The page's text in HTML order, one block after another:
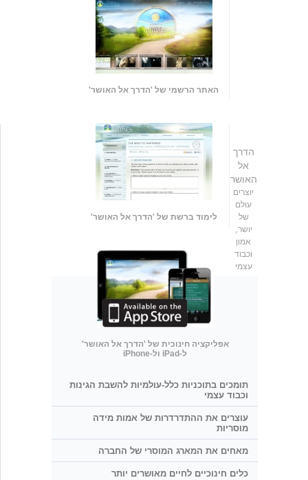
האתר הרשמי של 'הדרך אל האושר'
לימוד ברשת של 'הדרך אל האושר'
אפליקציה חינוכית של 'הדרך אל האושר'
ל-iPad ול-iPhone
הדרך
אל
האושר
יוצרים
עולם
של
יושר,
אמון
וכבוד
עצמי
תומכים בתוכניות כלל-עולמיות להשבת הגינות
וכבוד עצמי
עוצרים את ההתדרדרות של אמות מידה
מוסריות
מאחים את המארג המוסרי של החברה
כלים חינוכיים לחיים מאושרים יותר